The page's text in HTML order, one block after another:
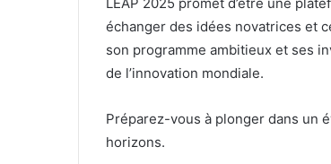
LEAP 2025 promet d’être une
échanger des idées novatrices et
son programme ambitieux et ses
de l’innovation mondiale.
Préparez-vous à plonger dans un
horizons.